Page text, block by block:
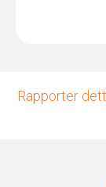
Rapporter